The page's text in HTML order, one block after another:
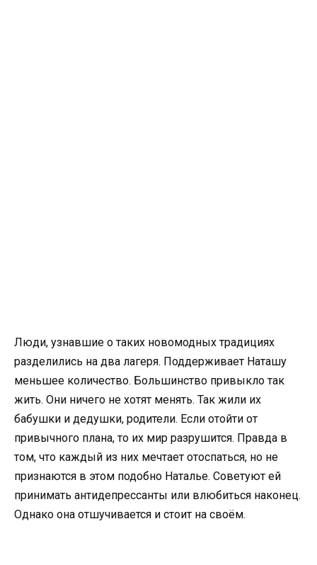
Люди, узнавшие о таких новомодных традициях
разделились на два лагеря. Поддерживает Наташу
меньшее количество. Большинство привыкло так
жить. Они ничего не хотят менять. Так жили их
бабушки и дедушки, родители. Если отойти от
привычного плана, то их мир разрушится. Правда в
том, что каждый из них мечтает отоспаться, но не
признаются в этом подобно Наталье. Советуют ей
принимать антидепрессанты или влюбиться наконец.
Однако она отшучивается и стоит на своём.